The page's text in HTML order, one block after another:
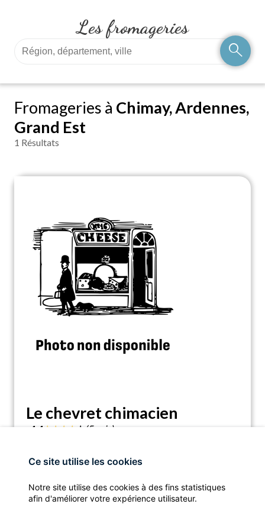
Les fromageries
search
Fromageries à Chimay, Ardennes,
Grand Est
1 Résultats
Le chevret chimacien
4.4 ★ ★ ★ ★ ★ (5 avis)
6464, Belgium
assistant_navigationITINÉRAIRE callAPPELER
Ce site utilise les cookies
Notre site utilise des cookies à des fins statistiques
afin d'améliorer votre expérience utilisateur.